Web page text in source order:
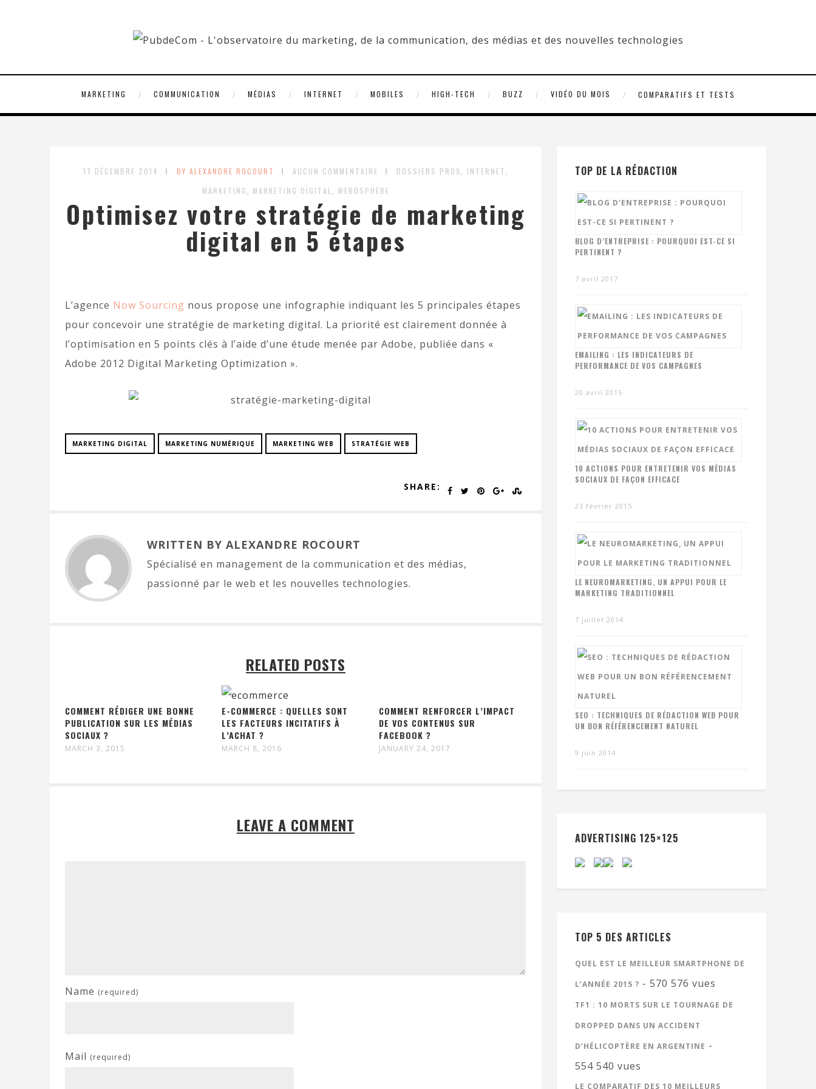
MARKETING COMMUNICATION MÉDIAS INTERNET MOBILES HIGH-TECH BUZZ VIDÉO DU MOIS COMPARATIFS ET TESTS
17 DÉCEMBRE 2014 BY ALEXANDRE ROCOURT AUCUN COMMENTAIRE DOSSIERS PROS, INTERNET,
MARKETING, MARKETING DIGITAL , WEBOSPHÈRE
Optimisez votre stratégie de marketing
digital en 5 étapes
L’agence Now Sourcing nous propose une infographie indiquant les 5 principales étapes
pour concevoir une stratégie de marketing digital. La priorité est clairement donnée à
l’optimisation en 5 points clés à l’aide d’une étude menée par Adobe, publiée dans «
Adobe 2012 Digital Marketing Optimization ».
MARKETING DIGITAL MARKETING NUMÉRIQUE MARKETING WEB STRATÉGIE WEB
SHARE:
WRITTEN BY ALEXANDRE ROCOURT
Spécialisé en management de la communication et des médias,
passionné par le web et les nouvelles technologies.
RELATED POSTS
COMMENT RÉDIGER UNE BONNE
PUBLICATION SUR LES MÉDIAS
SOCIAUX ?
MARCH 3, 2015
E-COMMERCE : QUELLES SONT
LES FACTEURS INCITATIFS À
L’ACHAT ?
MARCH 8, 2016
COMMENT RENFORCER L’IMPACT
DE VOS CONTENUS SUR
FACEBOOK ?
JANUARY 24, 2017
LEAVE A COMMENT
Name (required)
Mail (required)
TOP DE LA RÉDACTION
BLOG D’ENTREPRISE : POURQUOI EST-CE SI
PERTINENT ?
7 avril 2017
EMAILING : LES INDICATEURS DE
PERFORMANCE DE VOS CAMPAGNES
20 avril 2015
10 ACTIONS POUR ENTRETENIR VOS MÉDIAS
SOCIAUX DE FAÇON EFFICACE
23 février 2015
LE NEUROMARKETING, UN APPUI POUR LE
MARKETING TRADITIONNEL
7 juillet 2014
SEO : TECHNIQUES DE RÉDACTION WEB POUR
UN BON RÉFÉRENCEMENT NATUREL
9 juin 2014
ADVERTISING 125×125
TOP 5 DES ARTICLES
QUEL EST LE MEILLEUR SMARTPHONE DE
L’ANNÉE 2015 ? - 570 576 vues
TF1 : 10 MORTS SUR LE TOURNAGE DE
DROPPED DANS UN ACCIDENT
D’HÉLICOPTÈRE EN ARGENTINE -
554 540 vues
LE COMPARATIF DES 10 MEILLEURS